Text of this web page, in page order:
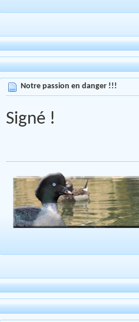
Notre passion en danger !!!
Signé !